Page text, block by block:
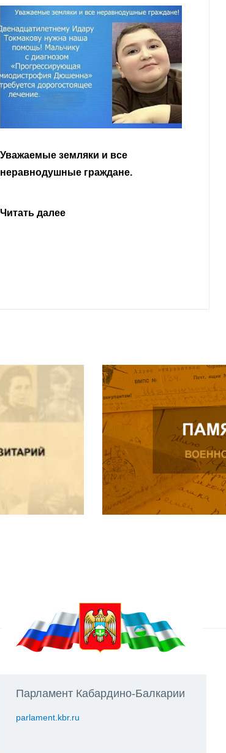
Читать далее
Парламент Кабардино-Балкарии
parlament.kbr.ru